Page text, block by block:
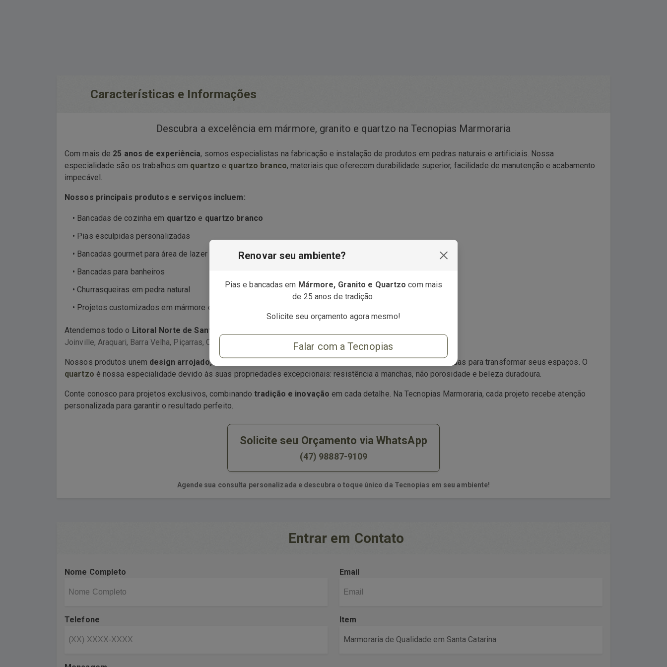
Características e Informações
Descubra a excelência em mármore, granito e quartzo na Tecnopias Marmoraria
Com mais de 25 anos de experiência, somos especialistas na fabricação e instalação de produtos em pedras naturais e artificiais. Nossa
especialidade são os trabalhos em quartzo e quartzo branco, materiais que oferecem durabilidade superior, facilidade de manutenção e acabamento
impecável.
Nossos principais produtos e serviços incluem:
• Bancadas de cozinha em quartzo e quartzo branco
• Pias esculpidas personalizadas
• Bancadas gourmet para área de lazer
• Bancadas para banheiros
• Churrasqueiras em pedra natural
• Projetos customizados em mármore e granito
Atendemos todo o Litoral Norte de Santa Catarina
Joinville, Araquari, Barra Velha, Piçarras, Campo Alegre, Garuva, São Bento do Sul e região
Nossos produtos unem design arrojado, durabilidade e sofisticação
, proporcionando soluções personalizadas para transformar seus espaços. O
quartzo é nossa especialidade devido às suas propriedades excepcionais: resistência a manchas, não porosidade e beleza duradoura.
Conte conosco para projetos exclusivos, combinando tradição e inovação em cada detalhe. Na Tecnopias Marmoraria, cada projeto recebe atenção
personalizada para garantir o resultado perfeito.
Solicite seu Orçamento via WhatsApp
(47) 98887-9109
Agende sua consulta personalizada e descubra o toque único da Tecnopias em seu ambiente!
Entrar em Contato
Nome Completo Email
Telefone Item
Renovar seu ambiente?
Pias e bancadas em Mármore, Granito e Quartzo com mais
de 25 anos de tradição.
Solicite seu orçamento agora mesmo!
Falar com a Tecnopias